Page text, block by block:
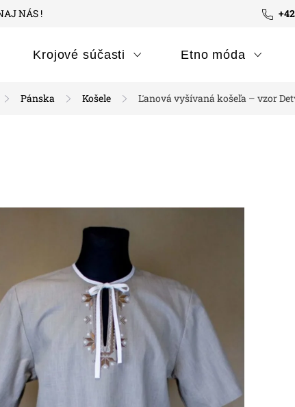
NÁS !
Krojové súčasti Etno móda
Pánska Košele Ľanová vyšívaná košeľa – vzor